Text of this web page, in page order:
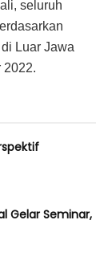
seluruh
Luar Jawa
2022.
Gelar Seminar,